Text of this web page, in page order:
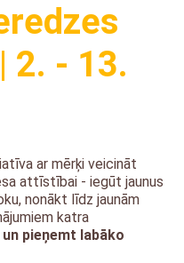
2. - 13.
ar mērķi veicināt
attīstībai - iegūt jaunus
nonākt līdz jaunām
katra
pieņemt labāko